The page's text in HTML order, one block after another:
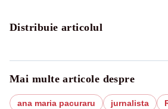
Distribuie articolul
Mai multe articole despre
ana maria pacuraru jurnalista